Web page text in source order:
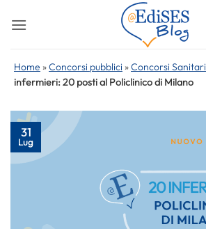
Home »Concorsi pubblici »Concorsi Sanitari
infermieri: 20 posti al Policlinico di Milano
31
Lug